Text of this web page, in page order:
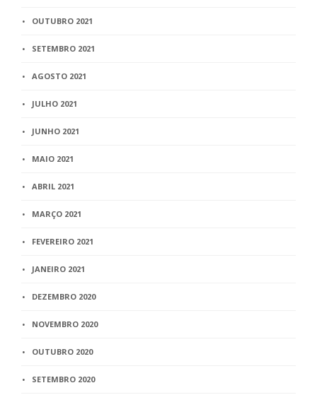
OUTUBRO 2021
SETEMBRO 2021
AGOSTO 2021
JULHO 2021
JUNHO 2021
MAIO 2021
ABRIL 2021
MARÇO 2021
FEVEREIRO 2021
JANEIRO 2021
DEZEMBRO 2020
NOVEMBRO 2020
OUTUBRO 2020
SETEMBRO 2020